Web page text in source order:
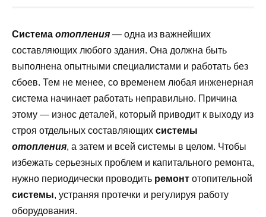
Система отопления — одна из важнейших
составляющих любого здания. Она должна быть
выполнена опытными специалистами и работать без
сбоев. Тем не менее, со временем любая инженерная
система начинает работать неправильно. Причина
этому — износ деталей, который приводит к выходу из
строя отдельных составляющих системы
отопления, а затем и всей системы в целом. Чтобы
избежать серьезных проблем и капитального ремонта,
нужно периодически проводить ремонт отопительной
системы, устраняя протечки и регулируя работу
оборудования.